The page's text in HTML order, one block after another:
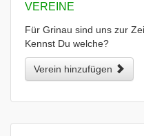
VEREINE
Für Grinau sind uns zur
Kennst Du welche?
Verein hinzufügen